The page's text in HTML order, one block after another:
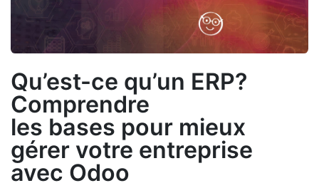
Qu’est-ce qu’un ERP?
Comprendre
les bases pour mieux
gérer votre entreprise
avec Odoo